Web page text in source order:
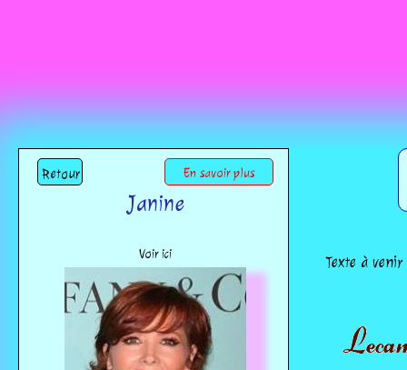
Retour En savoir plus
Janine
Voir ici Texte à venir